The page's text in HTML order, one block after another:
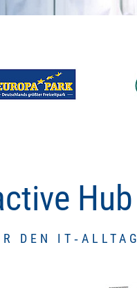
Hub
DEN IT‑ALLTAG